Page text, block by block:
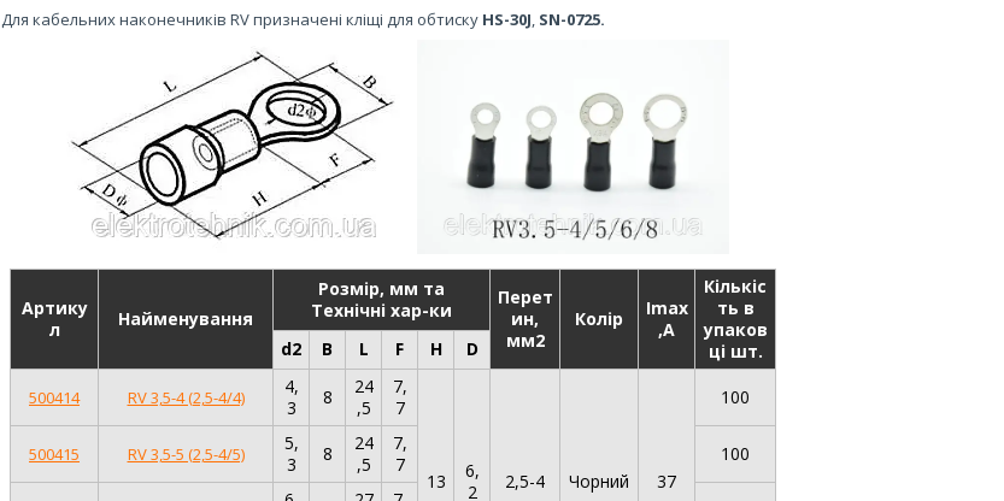
Для кабельних наконечників RV призначені кліщі для обтиску HS-30J, SN-0725.
Артику
л
Найменування
Розмір, мм та
Технічні хар-ки
Перет
ин,
мм2
Колір
Imax
,A
Кількіс
ть в
упаков
ці шт.
d2 B L F H D
500414 RV 3,5-4 (2,5-4/4)
4,
3
8
24
,5
7,
7
13
6,
2
2,5-4 Чорний 37
100
500415 RV 3,5-5 (2,5-4/5)
5,
3
8
24
,5
7,
7
100